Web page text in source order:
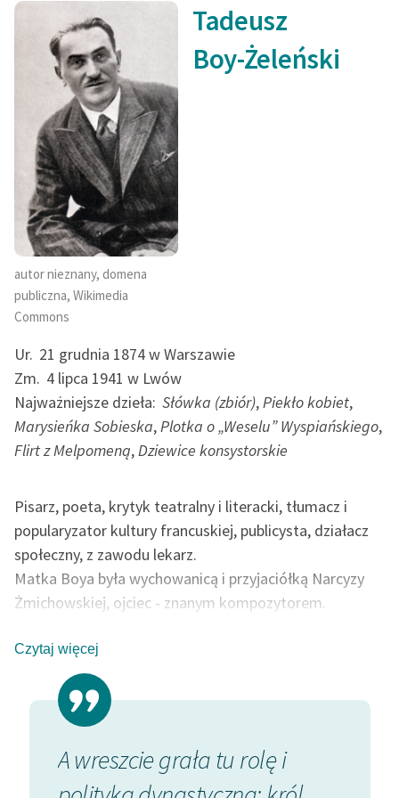
feministycznej
Ręce pełne poezji
Kolekcje edukacyjne
twórców przechodzących
do domeny publicznej,
lektur szkolnych oraz
Starego Testamentu
Odkurzamy bohaterów
Szkoła Poezji Wolnych
Lektur
O nas
O projekcie
Zespół
Wolnych Lektur
Logotypy
Materiały promocyjne
Polityka prywatności
Regulamin biblioteki
Dane fundacji i
sprawozdania finansowe
Informacja o treściach
wrażliwych
XXIII. Ostatnia kampania Marysieńki
autor nieznany, domena
publiczna, Wikimedia
Commons
Tadeusz
Boy-Żeleński
Ur. 21 grudnia 1874 w Warszawie
Zm. 4 lipca 1941 w Lwów
Najważniejsze dzieła: Słówka (zbiór),Piekło kobiet,
Marysieńka Sobieska,Plotka o „Weselu” Wyspiańskiego,
Flirt z Melpomeną,Dziewice konsystorskie
Pisarz, poeta, krytyk teatralny i literacki, tłumacz i
popularyzator kultury francuskiej, publicysta, działacz
społeczny, z zawodu lekarz.
Matka Boya była wychowanicą i przyjaciółką Narcyzy
Żmichowskiej, ojciec - znanym kompozytorem.
Rydla, opisanego przez Wyspiańskiego, później ożenił
się z Zofią Pareńską, która była pierwowzorem Zosi z
Wesela . W młodości hulaka i karciarz, przyjaciel
Stanisława Przybyszewskiego, nieszczęśliwie
zakochany w jego żonie Dagny. Studiował medycynę,
następnie wyjechał na praktyki do Francji, gdzie odkrył
Czytaj więcej
A wreszcie grała tu rolę i